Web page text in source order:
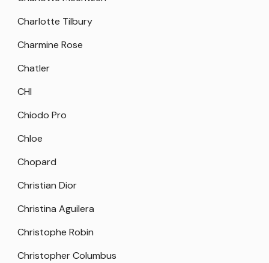
Charlotte Tilbury
Charmine Rose
Chatler
CHI
Chiodo Pro
Chloe
Chopard
Christian Dior
Christina Aguilera
Christophe Robin
Christopher Columbus